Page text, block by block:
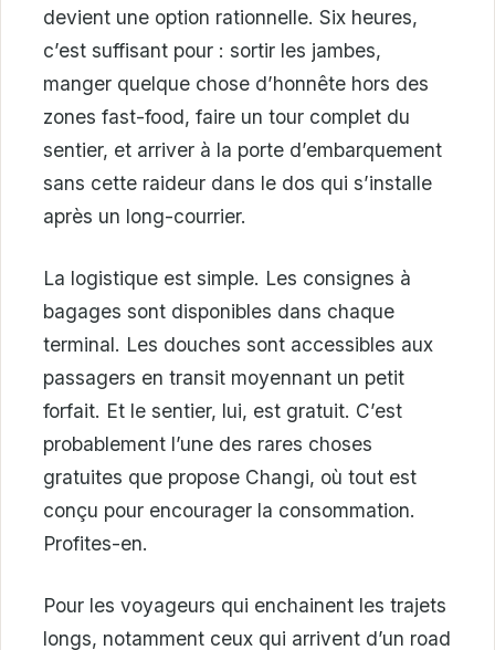
devient une option rationnelle. Six heures,
c’est suffisant pour : sortir les jambes,
manger quelque chose d’honnête hors des
zones fast-food, faire un tour complet du
sentier, et arriver à la porte d’embarquement
sans cette raideur dans le dos qui s’installe
après un long-courrier.
La logistique est simple. Les consignes à
bagages sont disponibles dans chaque
terminal. Les douches sont accessibles aux
passagers en transit moyennant un petit
forfait. Et le sentier, lui, est gratuit. C’est
probablement l’une des rares choses
gratuites que propose Changi, où tout est
conçu pour encourager la consommation.
Profites-en.
Pour les voyageurs qui enchainent les trajets
longs, notamment ceux qui arrivent d’un road